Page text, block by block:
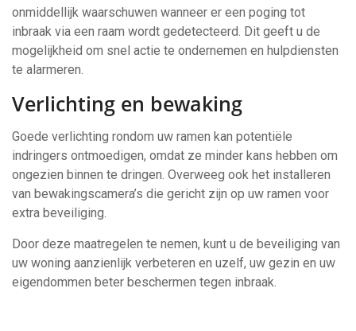
onmiddellijk waarschuwen wanneer er een poging tot
inbraak via een raam wordt gedetecteerd. Dit geeft u de
mogelijkheid om snel actie te ondernemen en hulpdiensten
te alarmeren.
Verlichting en bewaking
Goede verlichting rondom uw ramen kan potentiële
indringers ontmoedigen, omdat ze minder kans hebben om
ongezien binnen te dringen. Overweeg ook het installeren
van bewakingscamera’s die gericht zijn op uw ramen voor
extra beveiliging.
Door deze maatregelen te nemen, kunt u de beveiliging van
uw woning aanzienlijk verbeteren en uzelf, uw gezin en uw
eigendommen beter beschermen tegen inbraak.